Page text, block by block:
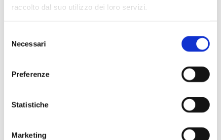
raccolto dal suo utilizzo dei loro servizi.
delNecessari
Preferenze
Statistiche
Marketing